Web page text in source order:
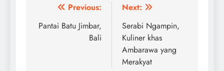
Navigasi
pos
Previous:
Pantai Batu Jimbar,
Bali
Next:
Serabi Ngampin,
Kuliner khas
Ambarawa yang
Merakyat